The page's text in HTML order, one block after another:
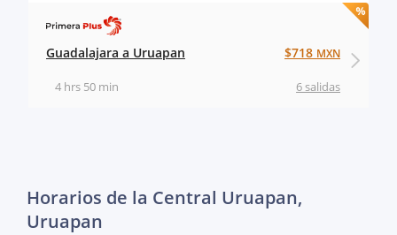
Guadalajara a Uruapan
6 salidas
4 hrs 50 min
$718 MXN
Horarios de la Central Uruapan,
Uruapan